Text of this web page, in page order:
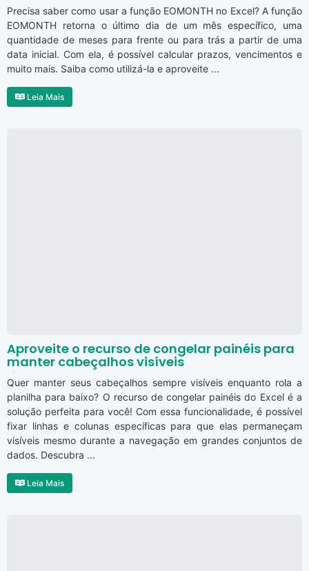
Precisa saber como usar a função EOMONTH no Excel? A função
EOMONTH retorna o último dia de um mês específico, uma
quantidade de meses para frente ou para trás a partir de uma
data inicial. Com ela, é possível calcular prazos, vencimentos e
muito mais. Saiba como utilizá-la e aproveite ...
Leia Mais
Aproveite o recurso de congelar painéis para
manter cabeçalhos visíveis
Quer manter seus cabeçalhos sempre visíveis enquanto rola a
planilha para baixo? O recurso de congelar painéis do Excel é a
solução perfeita para você! Com essa funcionalidade, é possível
fixar linhas e colunas específicas para que elas permaneçam
visíveis mesmo durante a navegação em grandes conjuntos de
dados. Descubra ...
Leia Mais